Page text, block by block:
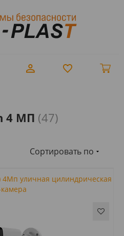
4 МП (47)
Сортировать по
4Мп уличная цилиндрическая
камера